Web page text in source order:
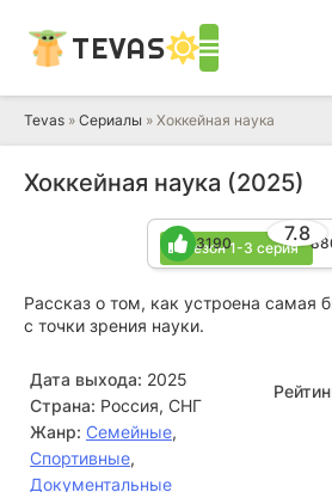
TEVAS
Tevas » Сериалы » Хоккейная наука
Хоккейная наука (2025)
1 сезон 1-3 серия
7.8
3190
Рассказ о том, как устроена самая
с точки зрения науки.
Дата выхода: 2025
Страна: Россия, СНГ
Жанр: Семейные,
Спортивные,
Документальные